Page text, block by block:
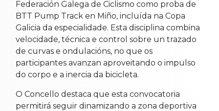
Federación Galega de Ciclismo como proba de
BTT Pump Track en Miño, incluída na Copa
Galicia da especialidade. Esta disciplina combina
velocidade, técnica e control sobre un trazado
de curvas e ondulacións, no que os
participantes avanzan aproveitando o impulso
do corpo e a inercia da bicicleta.
O Concello destaca que esta convocatoria
permitirá seguir dinamizando a zona deportiva